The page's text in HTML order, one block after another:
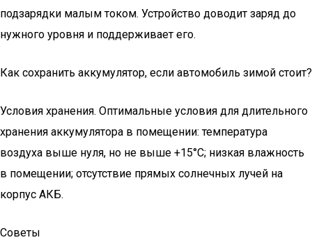
подзарядки малым током. Устройство доводит заряд до
нужного уровня и поддерживает его.
Как сохранить аккумулятор, если автомобиль зимой стоит?
Условия хранения. Оптимальные условия для длительного
хранения аккумулятора в помещении: температура
воздуха выше нуля, но не выше +15°С; низкая влажность
в помещении; отсутствие прямых солнечных лучей на
корпус АКБ.
Советы